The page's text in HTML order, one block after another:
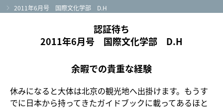
2011年6月号 国際文化学部 D.H
認証待ち
2011年6月号 国際文化学部 D.H
余暇での貴重な経験
休みになると大体は北京の観光地へ出掛けます。もうす
でに日本から持ってきたガイドブックに載ってあるほと